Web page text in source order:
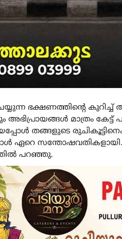
ഭക്ഷണത്തിന്റെ
അഭിപ്രായങ്ങൾ മാത്രം
തങ്ങളുടെ
ഏറെ
പറഞ്ഞു.